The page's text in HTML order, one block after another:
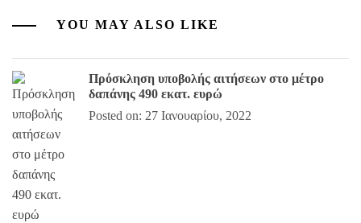
YOU MAY ALSO LIKE
Πρόσκληση υποβολής αιτήσεων στο μέτρο
δαπάνης 490 εκατ. ευρώ
Posted on: 27 Ιανουαρίου, 2022